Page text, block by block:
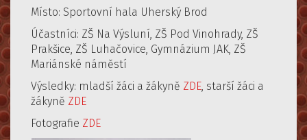
Místo: Sportovní hala Uherský Brod
Účastníci: ZŠ Na Výsluní, ZŠ Pod Vinohrady, ZŠ
Prakšice, ZŠ Luhačovice, Gymnázium JAK, ZŠ
Mariánské náměstí
Výsledky: mladší žáci a žákyně ZDE, starší žáci a
žákyně ZDE
Fotografie ZDE